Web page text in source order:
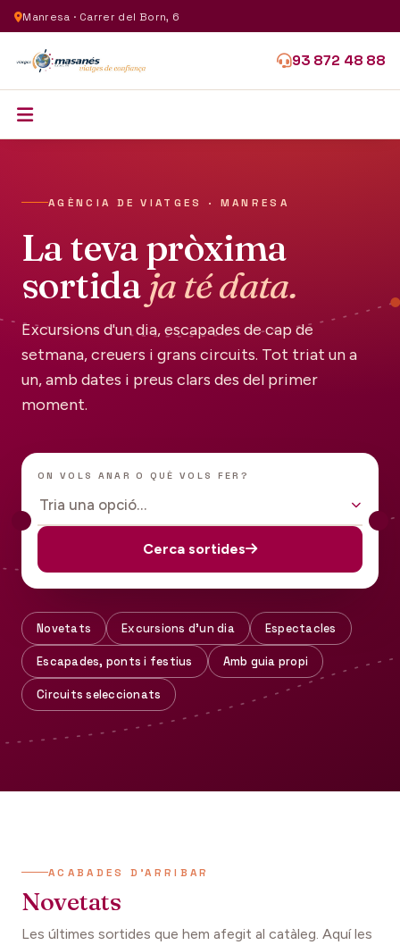
Manresa · Carrer del Born, 6
93 872 48 88
AGÈNCIA DE VIATGES · MANRESA
La teva pròxima
sortidaja té data.
Excursions d'un dia, escapades de cap de
setmana, creuers i grans circuits. Tot triat un a
un, amb dates i preus clars des del primer
moment.
ON VOLS ANAR O QUÈ VOLS FER?
Tria una opció…
Cerca sortides
Novetats Excursions d'un dia Espectacles
Escapades, ponts i festius Amb guia propi
Circuits seleccionats
ACABADES D'ARRIBAR
Novetats
Les últimes sortides que hem afegit al catàleg. Aquí les